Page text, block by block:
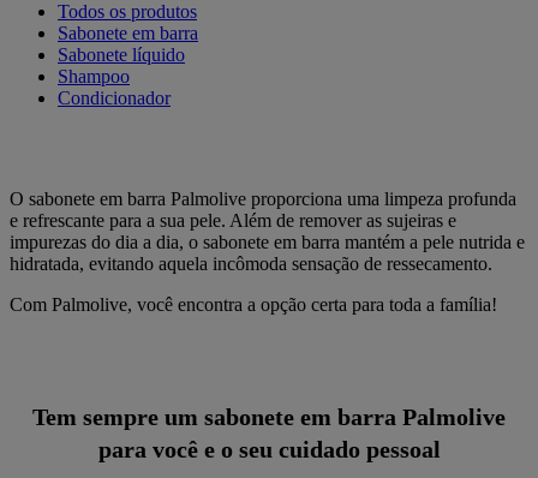
Todos os produtos
Sabonete em barra
Sabonete líquido
Shampoo
Condicionador
O sabonete em barra Palmolive proporciona uma limpeza profunda
e refrescante para a sua pele. Além de remover as sujeiras e
impurezas do dia a dia, o sabonete em barra mantém a pele nutrida e
hidratada, evitando aquela incômoda sensação de ressecamento.
Com Palmolive, você encontra a opção certa para toda a família!
Tem sempre um sabonete em barra Palmolive
para você e o seu cuidado pessoal